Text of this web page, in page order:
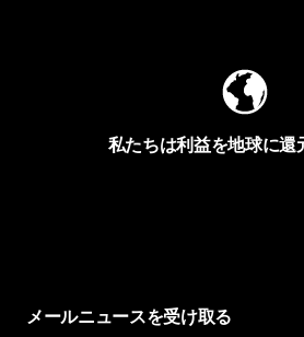
私たちは利益を地球に還
メールニュースを受け取る